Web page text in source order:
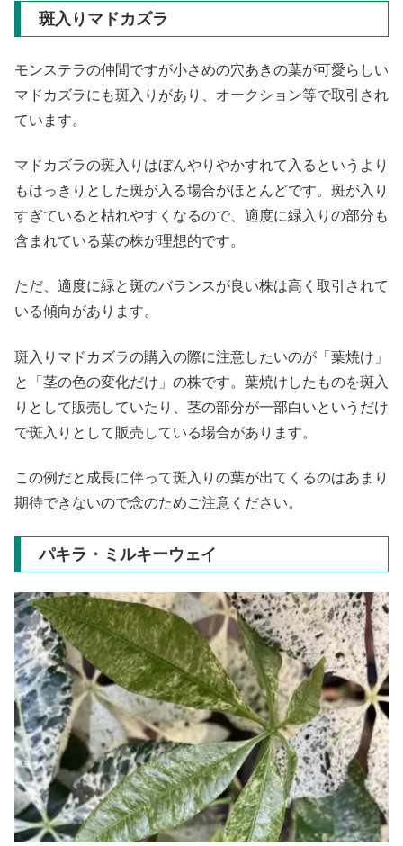
斑入りマドカズラ
モンステラの仲間ですが小さめの穴あきの葉が可愛らしい
マドカズラにも斑入りがあり、オークション等で取引され
ています。
マドカズラの斑入りはぼんやりやかすれて入るというより
もはっきりとした斑が入る場合がほとんどです。斑が入り
すぎていると枯れやすくなるので、適度に緑入りの部分も
含まれている葉の株が理想的です。
ただ、適度に緑と斑のバランスが良い株は高く取引されて
いる傾向があります。
斑入りマドカズラの購入の際に注意したいのが「葉焼け」
と「茎の色の変化だけ」の株です。葉焼けしたものを斑入
りとして販売していたり、茎の部分が一部白いというだけ
で斑入りとして販売している場合があります。
この例だと成長に伴って斑入りの葉が出てくるのはあまり
期待できないので念のためご注意ください。
パキラ・ミルキーウェイ